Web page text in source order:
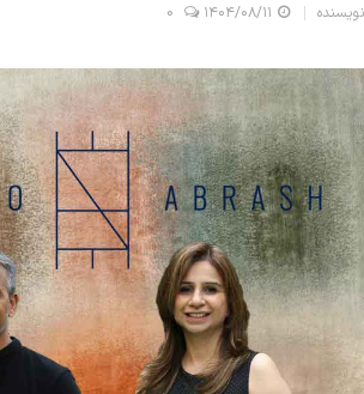
نویسنده ۱۴۰۴/۰۸/۱۱ 0